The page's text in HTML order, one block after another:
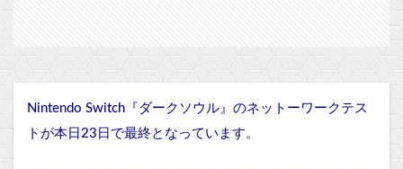
Nintendo Switch『ダークソウル』のネットーワークテス
トが本日23日で最終となっています。